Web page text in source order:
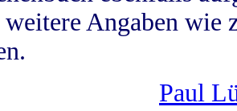
Angaben wie
Paul